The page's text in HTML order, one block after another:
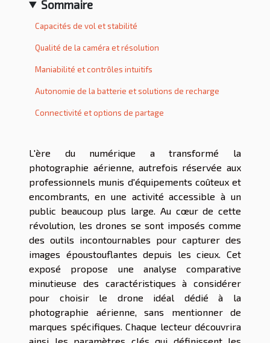
Sommaire
Capacités de vol et stabilité
Qualité de la caméra et résolution
Maniabilité et contrôles intuitifs
Autonomie de la batterie et solutions de recharge
Connectivité et options de partage
L'ère du numérique a transformé la
photographie aérienne, autrefois réservée aux
professionnels munis d'équipements coûteux et
encombrants, en une activité accessible à un
public beaucoup plus large. Au cœur de cette
révolution, les drones se sont imposés comme
des outils incontournables pour capturer des
images époustouflantes depuis les cieux. Cet
exposé propose une analyse comparative
minutieuse des caractéristiques à considérer
pour choisir le drone idéal dédié à la
photographie aérienne, sans mentionner de
marques spécifiques. Chaque lecteur découvrira
ainsi les paramètres clés qui définissent les